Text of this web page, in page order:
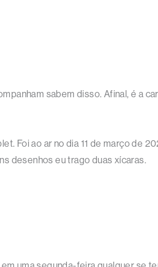
sabem disso. Afinal, é a
Foi ao ar no dia 11 de março de
desenhos eu trago duas xícaras.